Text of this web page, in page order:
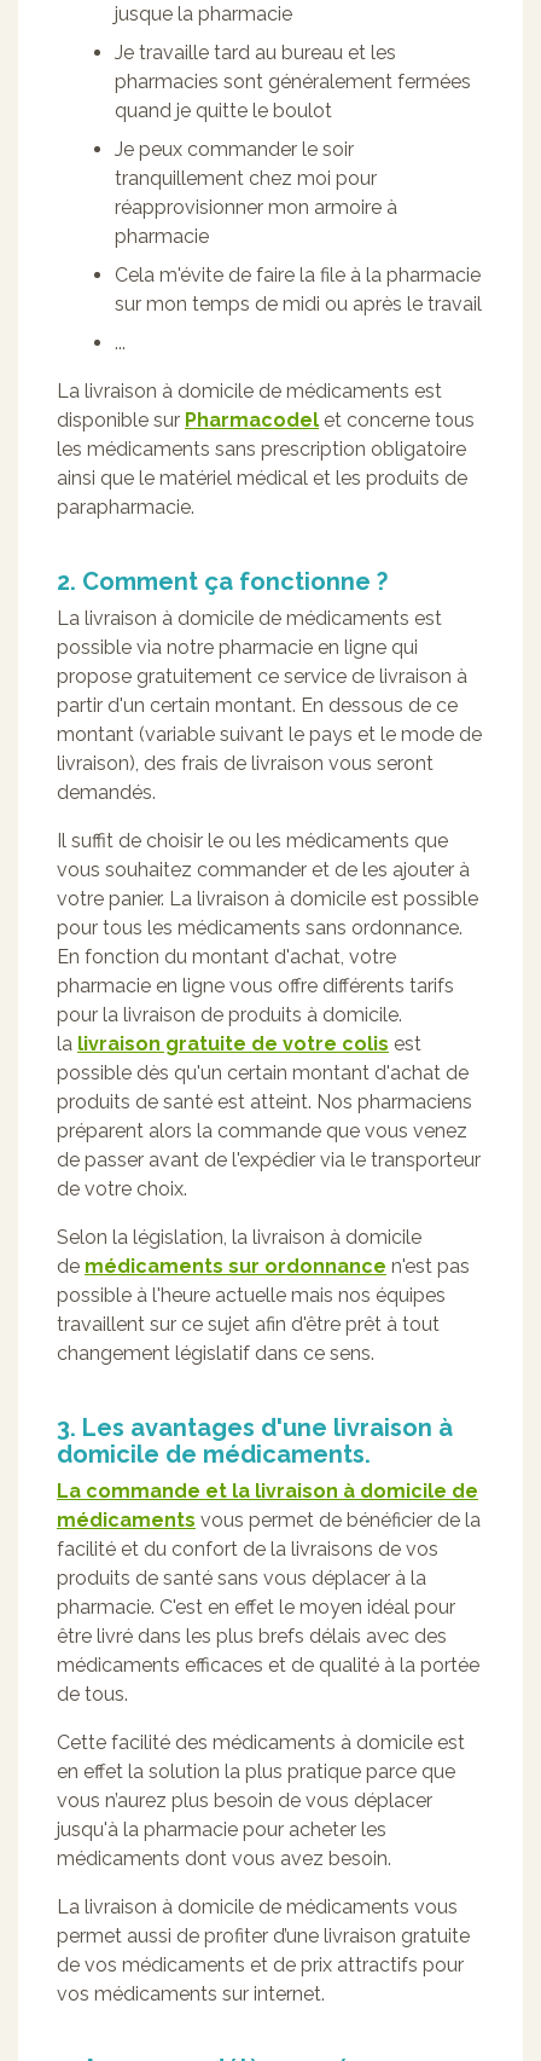
jusque la pharmacie
Je travaille tard au bureau et les
pharmacies sont généralement fermées
quand je quitte le boulot
Je peux commander le soir
tranquillement chez moi pour
réapprovisionner mon armoire à
pharmacie
Cela m'évite de faire la file à la pharmacie
sur mon temps de midi ou après le travail
...
La livraison à domicile de médicaments est
disponible sur Pharmacodel et concerne tous
les médicaments sans prescription obligatoire
ainsi que le matériel médical et les produits de
parapharmacie.
2. Comment ça fonctionne ?
La livraison à domicile de médicaments est
possible via notre pharmacie en ligne qui
propose gratuitement ce service de livraison à
partir d'un certain montant. En dessous de ce
montant (variable suivant le pays et le mode de
livraison), des frais de livraison vous seront
demandés.
Il suffit de choisir le ou les médicaments que
vous souhaitez commander et de les ajouter à
votre panier. La livraison à domicile est possible
pour tous les médicaments sans ordonnance.
En fonction du montant d'achat, votre
pharmacie en ligne vous offre différents tarifs
pour la livraison de produits à domicile.
la livraison gratuite de votre colis est
possible dès qu'un certain montant d'achat de
produits de santé est atteint. Nos pharmaciens
préparent alors la commande que vous venez
de passer avant de l'expédier via le transporteur
de votre choix.
Selon la législation, la livraison à domicile
de médicaments sur ordonnance n'est pas
possible à l'heure actuelle mais nos équipes
travaillent sur ce sujet afin d'être prêt à tout
changement législatif dans ce sens.
3. Les avantages d'une livraison à
domicile de médicaments.
La commande et la livraison à domicile de
médicaments vous permet de bénéficier de la
facilité et du confort de la livraisons de vos
produits de santé sans vous déplacer à la
pharmacie. C'est en effet le moyen idéal pour
être livré dans les plus brefs délais avec des
médicaments efficaces et de qualité à la portée
de tous.
Cette facilité des médicaments à domicile est
en effet la solution la plus pratique parce que
vous n’aurez plus besoin de vous déplacer
jusqu'à la pharmacie pour acheter les
médicaments dont vous avez besoin.
La livraison à domicile de médicaments vous
permet aussi de profiter d’une livraison gratuite
de vos médicaments et de prix attractifs pour
vos médicaments sur internet.